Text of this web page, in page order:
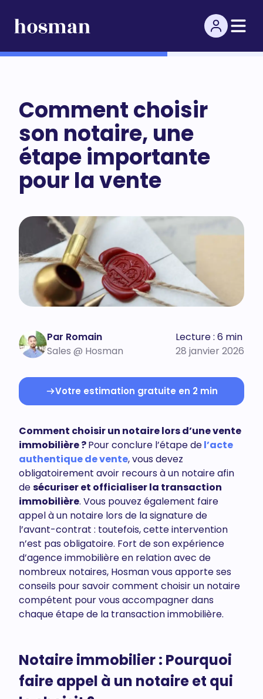
Comment choisir
son notaire, une
étape importante
pour la vente
Par Romain
Sales @ Hosman
Lecture : 6 min
28 janvier 2026
Votre estimation gratuite en 2 min
Comment choisir un notaire lors d’une vente
immobilière ?Pour conclure l’étape del’acte
authentique de vente, vous devez
obligatoirement avoir recours à un notaire afin
desécuriser et officialiser la transaction
immobilière. Vous pouvez également faire
appel à un notaire lors de la signature de
l’avant-contrat : toutefois, cette intervention
n’est pas obligatoire. Fort de son expérience
d’agence immobilière en relation avec de
nombreux notaires, Hosman vous apporte ses
conseils pour savoir comment choisir un notaire
compétent pour vous accompagner dans
chaque étape de la transaction immobilière.
Notaire immobilier : Pourquoi
faire appel à un notaire et qui